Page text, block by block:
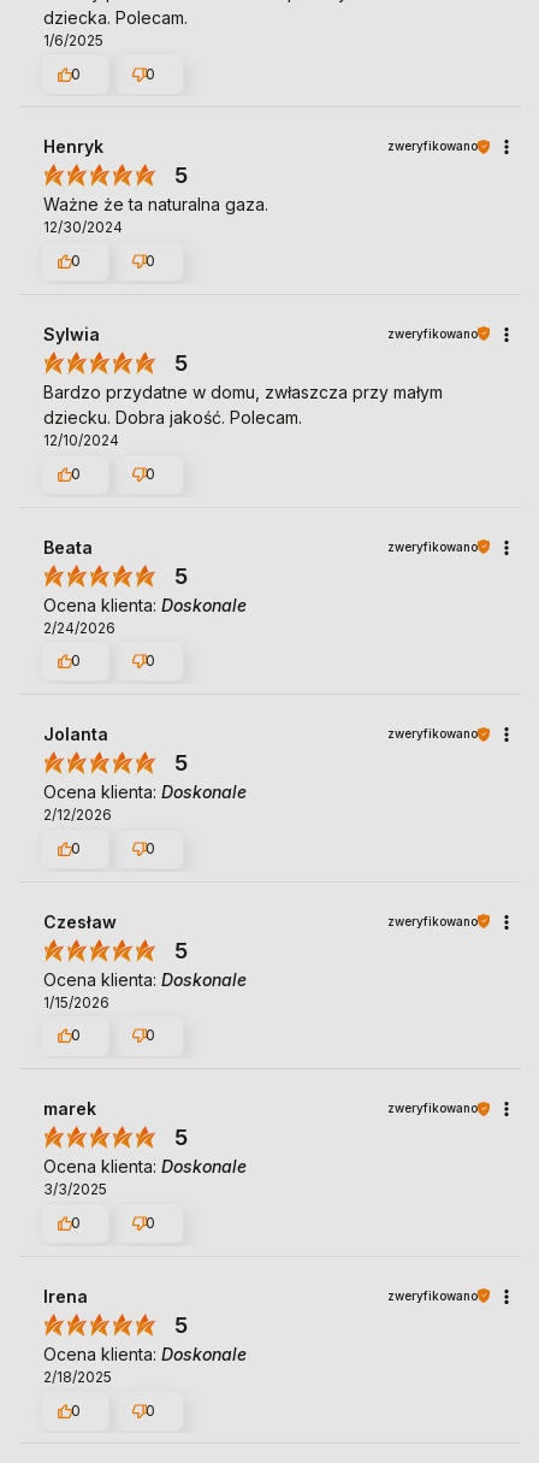
dziecka. Polecam.
1/6/2025
0
0
Henryk zweryfikowano
5
Ważne że ta naturalna gaza.
12/30/2024
0
0
Sylwia zweryfikowano
5
Bardzo przydatne w domu, zwłaszcza przy małym
dziecku. Dobra jakość. Polecam.
12/10/2024
0
0
Beata zweryfikowano
5
Ocena klienta: Doskonale
2/24/2026
0
0
Jolanta zweryfikowano
5
Ocena klienta: Doskonale
2/12/2026
0
0
Czesław zweryfikowano
5
Ocena klienta: Doskonale
1/15/2026
0
0
marek zweryfikowano
5
Ocena klienta: Doskonale
3/3/2025
0
0
Irena zweryfikowano
5
Ocena klienta: Doskonale
2/18/2025
0
0